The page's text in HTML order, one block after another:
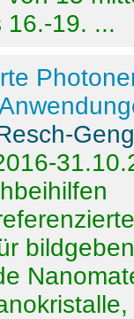
16.-19. ...